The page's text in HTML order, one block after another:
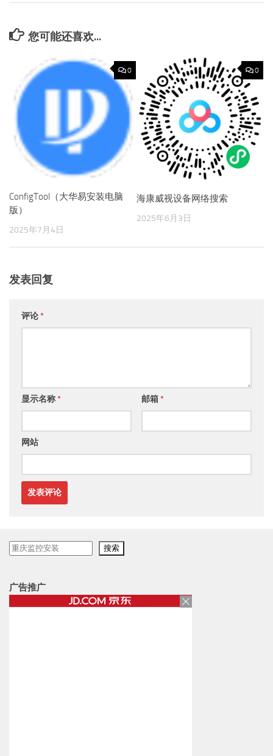
您可能还喜欢...
0
ConfigTool（大华易安装电脑
版）
2025年7月4日
0
海康威视设备网络搜索
2025年6月3日
发表回复
评论*
显示名称* 邮箱*
网站
搜
搜索
广告推广